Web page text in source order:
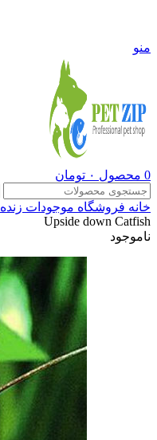
منو
0 محصول ۰ تومان
خانه فروشگاه موجودات زنده
Upside down Catfish
ناموجود